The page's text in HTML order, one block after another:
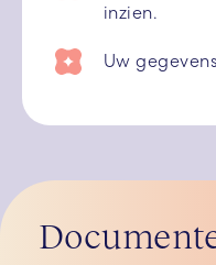
inzien.
Uw